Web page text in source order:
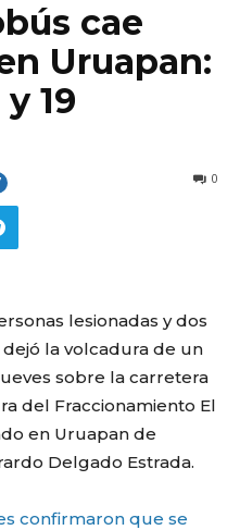
cae
Uruapan:
19
0
lesionadas y dos
la volcadura de un
sobre la carretera
del Fraccionamiento El
en Uruapan de
Delgado Estrada.
confirmaron que se